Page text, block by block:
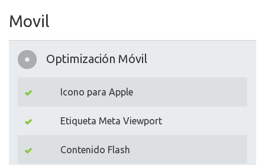
Movil
Optimización Móvil
Icono para Apple
Etiqueta Meta Viewport
Contenido Flash